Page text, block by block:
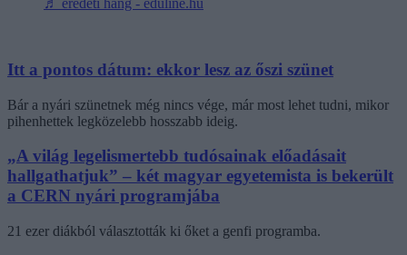
♬ eredeti hang - eduline.hu
Itt a pontos dátum: ekkor lesz az őszi szünet
Bár a nyári szünetnek még nincs vége, már most lehet tudni, mikor
pihenhettek legközelebb hosszabb ideig.
„A világ legelismertebb tudósainak előadásait
hallgathatjuk” – két magyar egyetemista is bekerült
a CERN nyári programjába
21 ezer diákból választották ki őket a genfi programba.